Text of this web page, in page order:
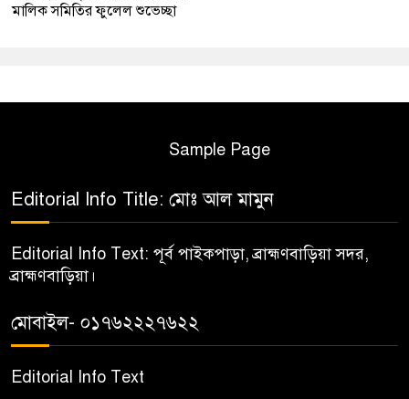
মালিক সমিতির ফুলেল শুভেচ্ছা
Sample Page
Editorial Info Title: মোঃ আল মামুন
Editorial Info Text: পূর্ব পাইকপাড়া, ব্রাহ্মণবাড়িয়া সদর,
ব্রাহ্মণবাড়িয়া।
মোবাইল- ০১৭৬২২২৭৬২২
Editorial Info Text